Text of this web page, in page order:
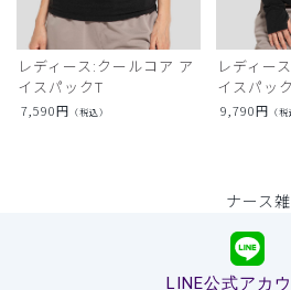
レディース:クールコア ア
イスパックT
7,590円 （税込）
レディー
イスパッ
9,790円 （税
ナース
LINE公式アカ